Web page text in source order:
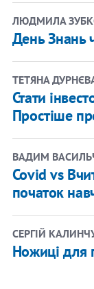
ЛЮДМИЛА
День Знань
ТЕТЯНА
Стати
Простіше
ВАДИМ
Covid vs
початок
СЕРГІЙ
Ножиці для